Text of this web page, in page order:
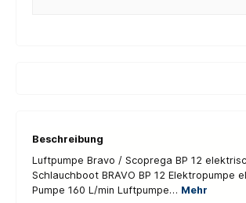
Beschreibung
Luftpumpe Bravo / Scoprega BP 12
Schlauchboot BRAVO BP 12 Elektropumpe
Pumpe 160 L/min Luftpumpe… Mehr